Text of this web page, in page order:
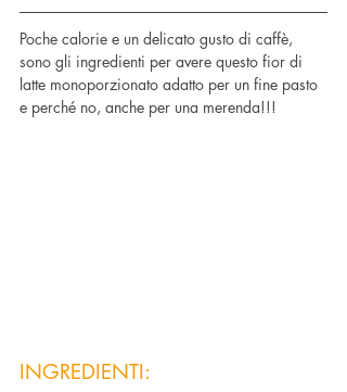
Poche calorie e un delicato gusto di caffè,
sono gli ingredienti per avere questo fior di
latte monoporzionato adatto per un fine pasto
e perché no, anche per una merenda!!!
INGREDIENTI: